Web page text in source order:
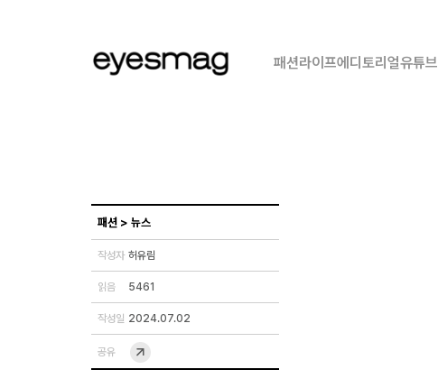
패션라이프에디토리얼유튜브
패션 > 뉴스
작성자 허유림
읽음 5461
작성일 2024.07.02
공유